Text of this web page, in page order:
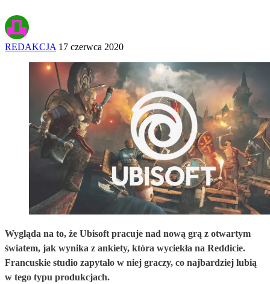
REDAKCJA 17 czerwca 2020
Wygląda na to, że Ubisoft pracuje nad nową grą z otwartym
światem, jak wynika z ankiety, która wyciekła na Reddicie.
Francuskie studio zapytało w niej graczy, co najbardziej lubią
w tego typu produkcjach.